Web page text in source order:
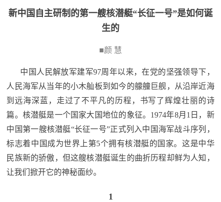
要
闻
追
踪
点
追
踪
国
法
新中国自主研制的第一艘核潜艇“长征一号”是如何诞
生的
■颜 慧
中国人民解放军建军97周年以来，在党的坚强领导下，
人民海军从当年的小木舢板到如今的艨艟巨舰，从沿岸近海
到远海深蓝，走过了不平凡的历程，书写了辉煌壮丽的诗
篇。核潜艇是一个国家大国地位的象征。1974年8月1日，新
中国第一艘核潜艇“长征一号”正式列入中国海军战斗序列，
标志着中国成为世界上第5个拥有核潜艇的国家。这是中华
民族新的骄傲，但这艘核潜艇诞生的曲折历程却鲜为人知，
让我们掀开它的神秘面纱。
1